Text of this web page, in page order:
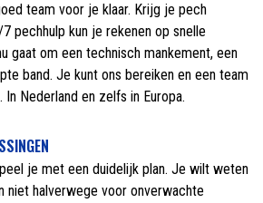
team voor je klaar. Krijg je pech
pechhulp kun je rekenen op snelle
gaat om een technisch mankement, een
band. Je kunt ons bereiken en een team
Nederland en zelfs in Europa.
je met een duidelijk plan. Je wilt weten
niet halverwege voor onverwachte